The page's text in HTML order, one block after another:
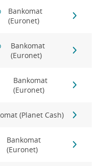
Bankomat
(Euronet)
Bankomat
(Euronet)
Bankomat
(Euronet)
(Planet Cash)
Bankomat
(Euronet)